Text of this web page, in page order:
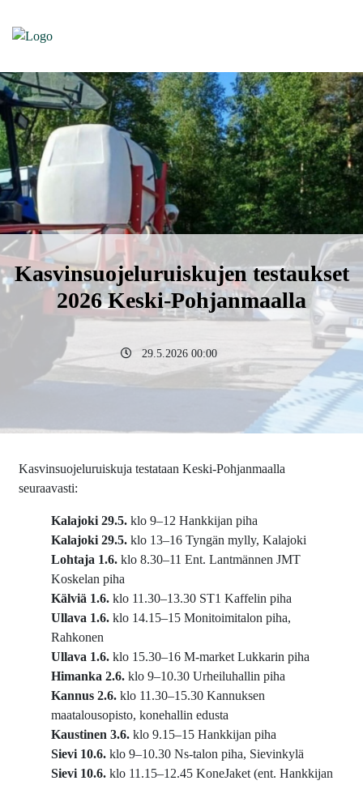
Kasvinsuojeluruiskujen testaukset
2026 Keski-Pohjanmaalla
29.5.2026 00:00
Kasvinsuojeluruiskuja testataan Keski-Pohjanmaalla
seuraavasti:
Kalajoki 29.5. klo 9–12 Hankkijan piha
Kalajoki 29.5. klo 13–16 Tyngän mylly, Kalajoki
Lohtaja 1.6. klo 8.30–11 Ent. Lantmännen JMT
Koskelan piha
Kälviä 1.6. klo 11.30–13.30 ST1 Kaffelin piha
Ullava 1.6. klo 14.15–15 Monitoimitalon piha,
Rahkonen
Ullava 1.6. klo 15.30–16 M-market Lukkarin piha
Himanka 2.6. klo 9–10.30 Urheiluhallin piha
Kannus 2.6. klo 11.30–15.30 Kannuksen
maatalousopisto, konehallin edusta
Kaustinen 3.6. klo 9.15–15 Hankkijan piha
Sievi 10.6. klo 9–10.30 Ns-talon piha, Sievinkylä
Sievi 10.6. klo 11.15–12.45 KoneJaket (ent. Hankkijan